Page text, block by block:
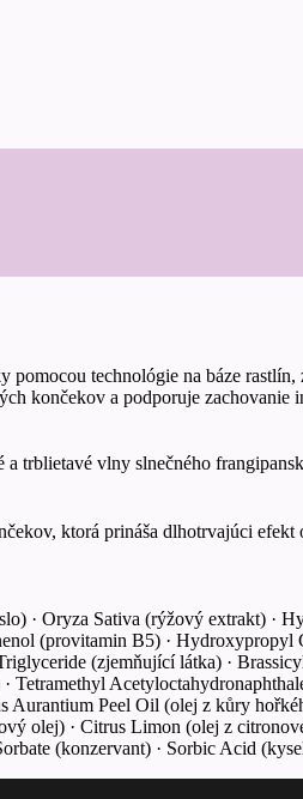
technológie na báze
končekov a podporuje zachovanie
trblietavé vlny slnečného
ktorá prináša dlhotrvajúci efekt
· Oryza Sativa (rýžový extrakt) ·
(provitamin B5) ·
(zjemňující látka) ·
Peel Oil (olej z kůry
olej) · Citrus Limon (olej z
(konzervant) · Sorbic Acid